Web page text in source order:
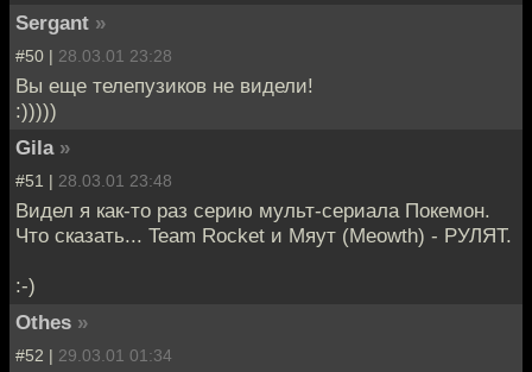
Sergant »
#50 | 28.03.01 23:28
Вы еще телепузиков не видели!
:)))))
Gila »
#51 | 28.03.01 23:48
Видел я как-то раз серию мульт-сериала Покемон.
Что сказать... Team Rocket и Мяут (Meowth) - РУЛЯТ.
:-)
Othes »
#52 | 29.03.01 01:34